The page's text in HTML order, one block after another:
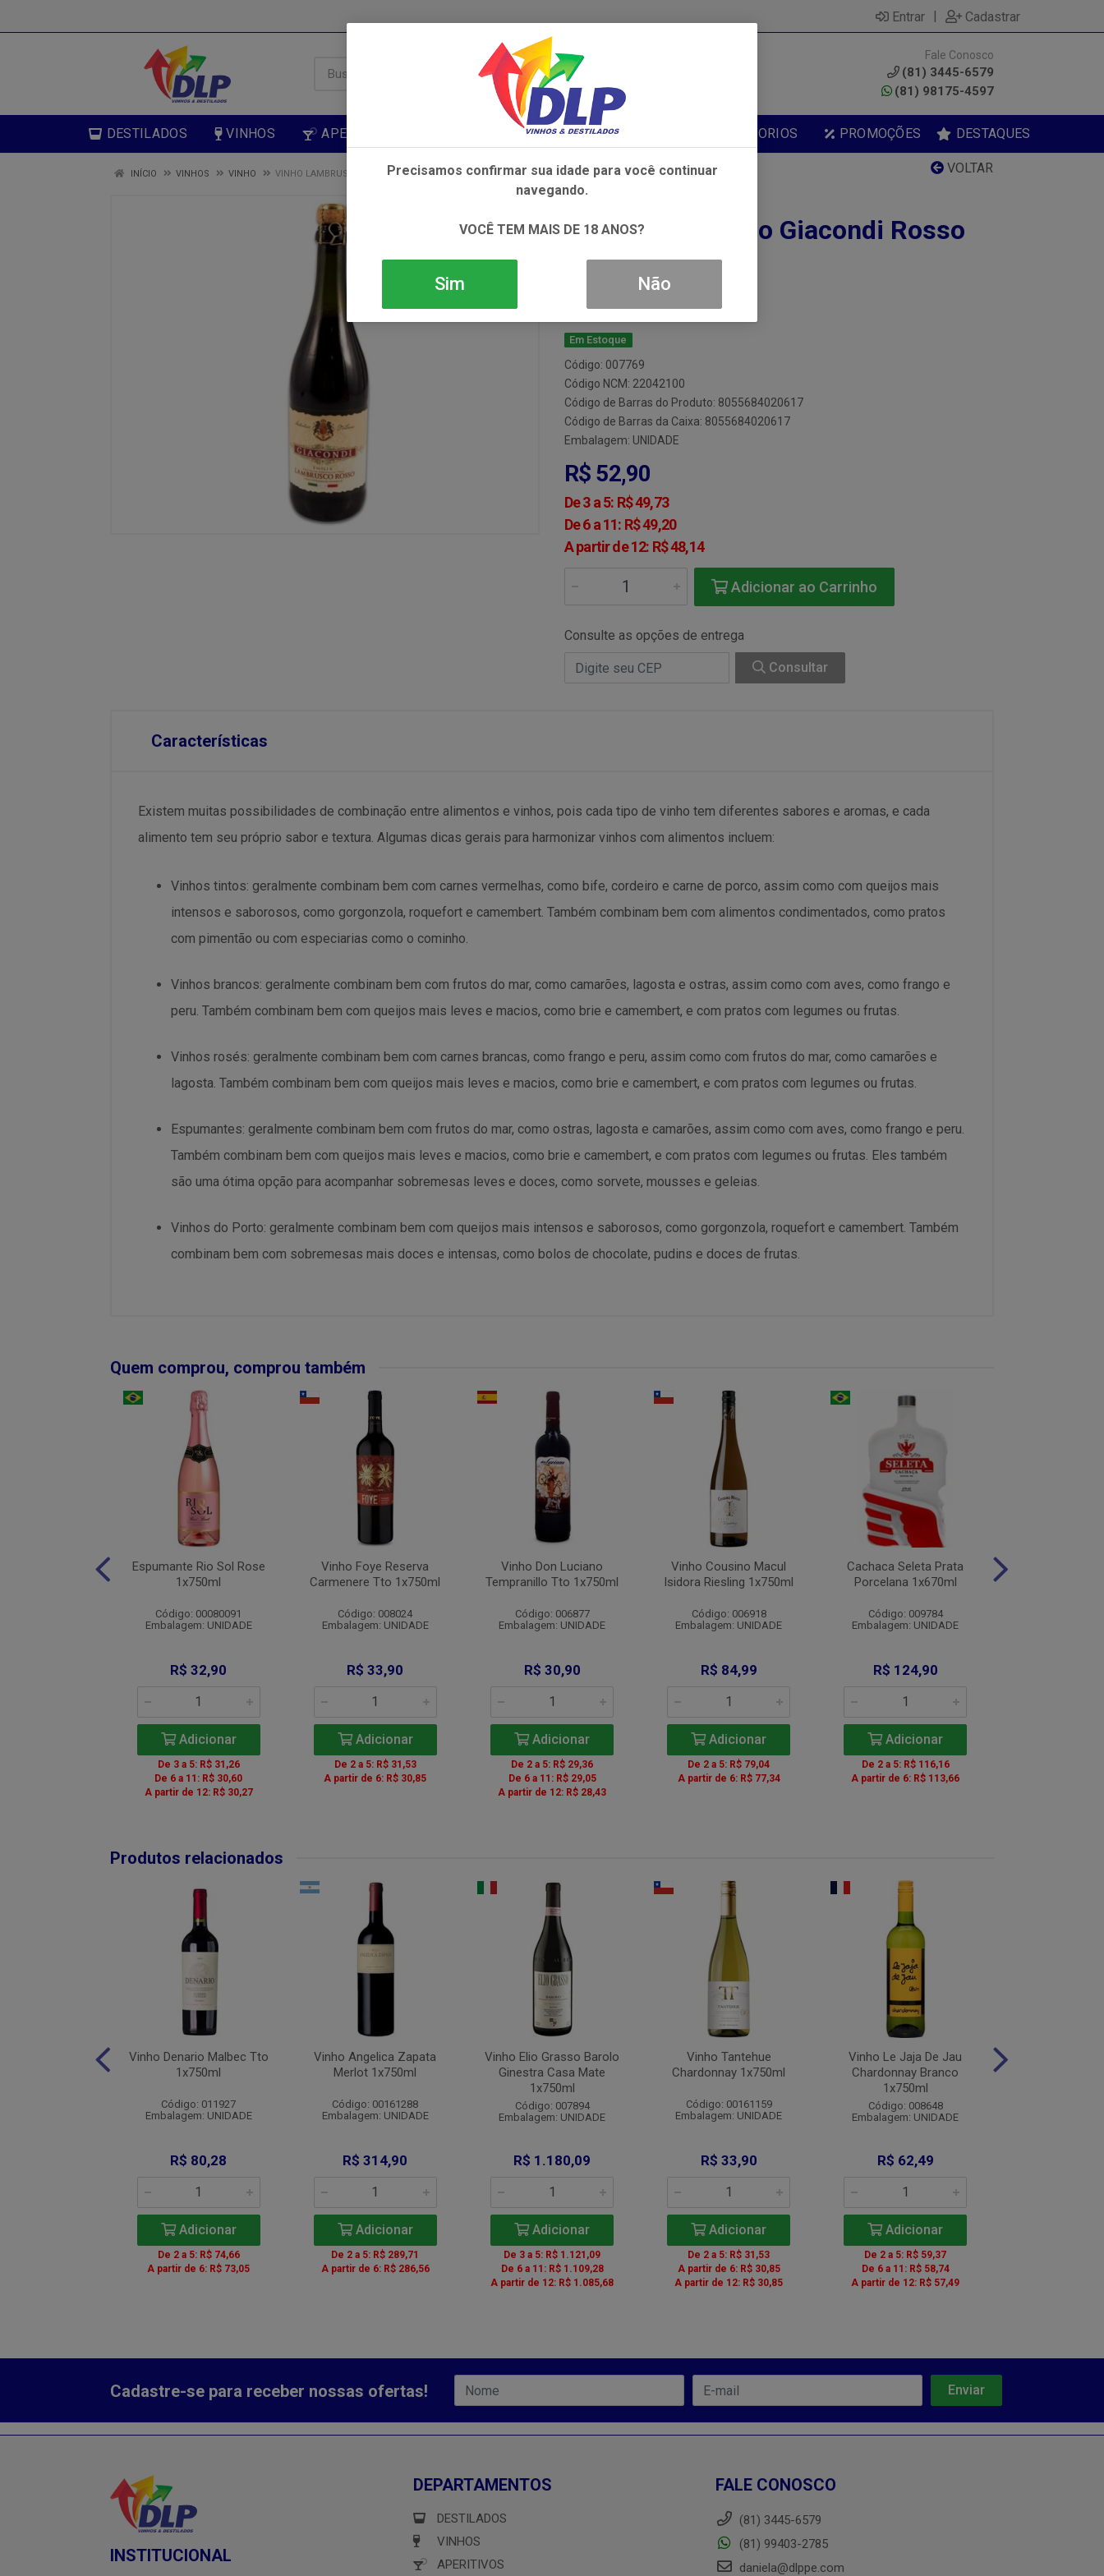
Entrar | Cadastrar
Fale Conosco
(81) 3445-6579
(81) 98175-4597
DESTILADOS VINHOS APERITIVOS NÃO ALCOÓLICOS ALIMENTOS ACESSORIOS PROMOÇÕES DESTAQUES
VOLTAR
INÍCIO VINHOS VINHO VINHO LAMBRUSCO GIACONDI ROSSO 1X750ML
Vinho Lambrusco Giacondi Rosso
1x750ml
Em Estoque
Código: 007769
Código NCM: 22042100
Código de Barras do Produto: 8055684020617
Código de Barras da Caixa: 8055684020617
Embalagem: UNIDADE
R$ 52,90
De 3 a 5: R$ 49,73
De 6 a 11: R$ 49,20
A partir de 12: R$ 48,14
Adicionar ao Carrinho
Consulte as opções de entrega
Consultar
Características
Existem muitas possibilidades de combinação entre alimentos e vinhos, pois cada tipo de vinho tem diferentes sabores e aromas, e cada
alimento tem seu próprio sabor e textura. Algumas dicas gerais para harmonizar vinhos com alimentos incluem:
Vinhos tintos: geralmente combinam bem com carnes vermelhas, como bife, cordeiro e carne de porco, assim como com queijos mais
intensos e saborosos, como gorgonzola, roquefort e camembert. Também combinam bem com alimentos condimentados, como pratos
com pimentão ou com especiarias como o cominho.
Vinhos brancos: geralmente combinam bem com frutos do mar, como camarões, lagosta e ostras, assim como com aves, como frango e
peru. Também combinam bem com queijos mais leves e macios, como brie e camembert, e com pratos com legumes ou frutas.
Vinhos rosés: geralmente combinam bem com carnes brancas, como frango e peru, assim como com frutos do mar, como camarões e
lagosta. Também combinam bem com queijos mais leves e macios, como brie e camembert, e com pratos com legumes ou frutas.
Espumantes: geralmente combinam bem com frutos do mar, como ostras, lagosta e camarões, assim como com aves, como frango e peru.
Também combinam bem com queijos mais leves e macios, como brie e camembert, e com pratos com legumes ou frutas. Eles também
são uma ótima opção para acompanhar sobremesas leves e doces, como sorvete, mousses e geleias.
Vinhos do Porto: geralmente combinam bem com queijos mais intensos e saborosos, como gorgonzola, roquefort e camembert. Também
combinam bem com sobremesas mais doces e intensas, como bolos de chocolate, pudins e doces de frutas.
Quem comprou, comprou também
Espumante Rio Sol Rose
1x750ml
Código: 00080091
Embalagem: UNIDADE
R$ 32,90
Adicionar
De 3 a 5: R$ 31,26
De 6 a 11: R$ 30,60
A partir de 12: R$ 30,27
Vinho Foye Reserva
Carmenere Tto 1x750ml
Código: 008024
Embalagem: UNIDADE
R$ 33,90
Adicionar
De 2 a 5: R$ 31,53
A partir de 6: R$ 30,85
Vinho Don Luciano
Tempranillo Tto 1x750ml
Código: 006877
Embalagem: UNIDADE
R$ 30,90
Adicionar
De 2 a 5: R$ 29,36
De 6 a 11: R$ 29,05
A partir de 12: R$ 28,43
Vinho Cousino Macul
Isidora Riesling 1x750ml
Código: 006918
Embalagem: UNIDADE
R$ 84,99
Adicionar
De 2 a 5: R$ 79,04
A partir de 6: R$ 77,34
Cachaca Seleta Prata
Porcelana 1x670ml
Código: 009784
Embalagem: UNIDADE
R$ 124,90
Adicionar
De 2 a 5: R$ 116,16
A partir de 6: R$ 113,66
Produtos relacionados
Vinho Denario Malbec Tto
1x750ml
Código: 011927
Embalagem: UNIDADE
R$ 80,28
Adicionar
De 2 a 5: R$ 74,66
A partir de 6: R$ 73,05
Vinho Angelica Zapata
Merlot 1x750ml
Código: 00161288
Embalagem: UNIDADE
R$ 314,90
Adicionar
De 2 a 5: R$ 289,71
A partir de 6: R$ 286,56
Vinho Elio Grasso Barolo
Ginestra Casa Mate
1x750ml
Código: 007894
Embalagem: UNIDADE
R$ 1.180,09
Adicionar
De 3 a 5: R$ 1.121,09
De 6 a 11: R$ 1.109,28
A partir de 12: R$ 1.085,68
Vinho Tantehue
Chardonnay 1x750ml
Código: 00161159
Embalagem: UNIDADE
R$ 33,90
Adicionar
De 2 a 5: R$ 31,53
A partir de 6: R$ 30,85
A partir de 12: R$ 30,85
Vinho Le Jaja De Jau
Chardonnay Branco
1x750ml
Código: 008648
Embalagem: UNIDADE
R$ 62,49
Adicionar
De 2 a 5: R$ 59,37
De 6 a 11: R$ 58,74
A partir de 12: R$ 57,49
Cadastre-se para receber nossas ofertas!
INSTITUCIONAL
DEPARTAMENTOS
DESTILADOS
VINHOS
APERITIVOS
FALE CONOSCO
(81) 3445-6579
(81) 99403-2785
daniela@dlppe.com
Precisamos confirmar sua idade para você continuar
navegando.
VOCÊ TEM MAIS DE 18 ANOS?
Sim Não